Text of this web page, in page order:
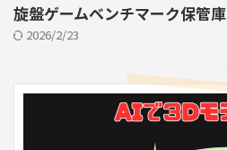
旋盤ゲームベンチマーク保管庫
2026/2/23